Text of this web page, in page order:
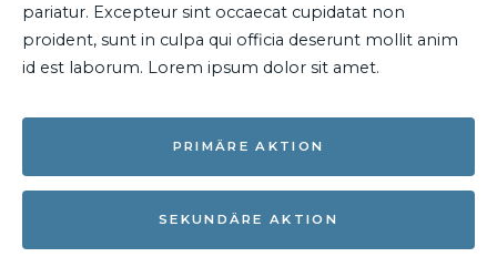
pariatur. Excepteur sint occaecat cupidatat non
proident, sunt in culpa qui officia deserunt mollit anim
id est laborum. Lorem ipsum dolor sit amet.
PRIMÄRE AKTION
SEKUNDÄRE AKTION